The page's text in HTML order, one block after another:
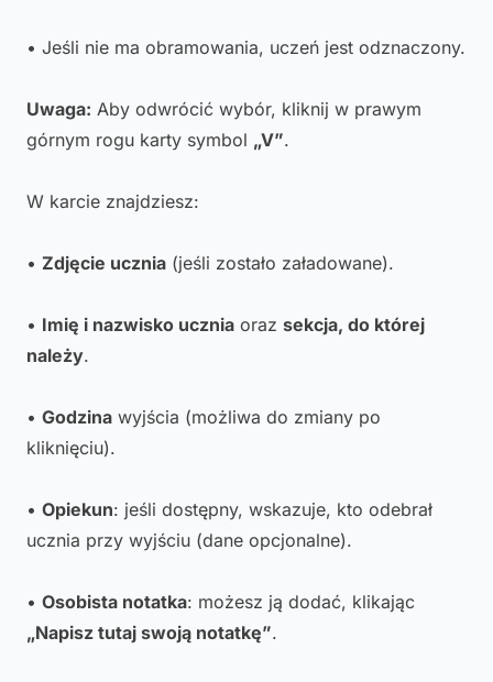
• Jeśli nie ma obramowania, uczeń jest odznaczony.
Uwaga: Aby odwrócić wybór, kliknij w prawym
górnym rogu karty symbol „V”.
W karcie znajdziesz:
• Zdjęcie ucznia (jeśli zostało załadowane).
• Imię i nazwisko ucznia oraz sekcja, do której
należy.
• Godzina wyjścia (możliwa do zmiany po
kliknięciu).
• Opiekun: jeśli dostępny, wskazuje, kto odebrał
ucznia przy wyjściu (dane opcjonalne).
• Osobista notatka: możesz ją dodać, klikając
„Napisz tutaj swoją notatkę”.